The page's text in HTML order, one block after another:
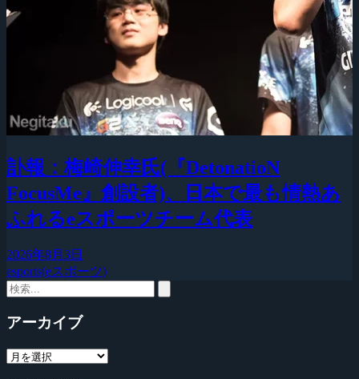
訃報：梅崎伸幸氏(『DetonatioN
FocusMe』創設者)、日本で最も情熱あ
ふれるeスポーツチーム代表
2026年8月3日
esports(eスポーツ)
アーカイブ